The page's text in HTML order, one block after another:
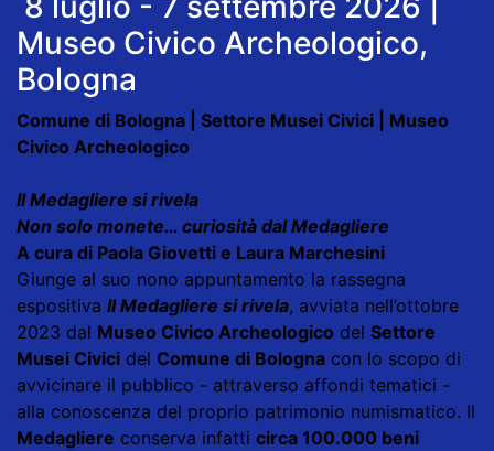
Museo Civico Archeologico,
Bologna
Comune di Bologna | Settore Musei Civici | Museo
Civico Archeologico
Il Medagliere si rivela
Non solo monete… curiosità dal Medagliere
A cura di Paola Giovetti e Laura Marchesini
Giunge al suo nono appuntamento la rassegna
espositiva Il Medagliere si rivela, avviata nell’ottobre
2023 dal Museo Civico Archeologico del Settore
Musei Civici del Comune di Bologna con lo scopo di
avvicinare il pubblico - attraverso affondi tematici -
alla conoscenza del proprio patrimonio numismatico. Il
Medagliere conserva infatti circa 100.000 beni